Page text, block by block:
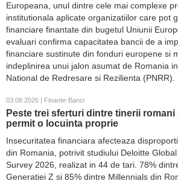
Europeana, unul dintre cele mai complexe
institutionala aplicate organizatiilor care pot
financiare finantate din bugetul Uniunii
evaluari confirma capacitatea bancii de a
financiare sustinute din fonduri europene si
indeplinirea unui jalon asumat de Romania
National de Redresare si Rezilienta (PNRR).
03.08.2026 | Finante-Banci
Peste trei sferturi dintre tinerii
permit o locuinta proprie
Insecuritatea financiara afecteaza
din Romania, potrivit studiului Deloitte
Survey 2026, realizat in 44 de tari. 78%
Generatiei Z si 85% dintre Millennials din